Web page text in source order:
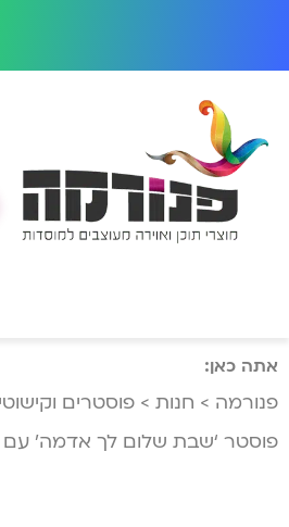
אתה כאן:
פנורמה > חנות > פוסטרים
פוסטר ‘שבת שלום לך אדמה’